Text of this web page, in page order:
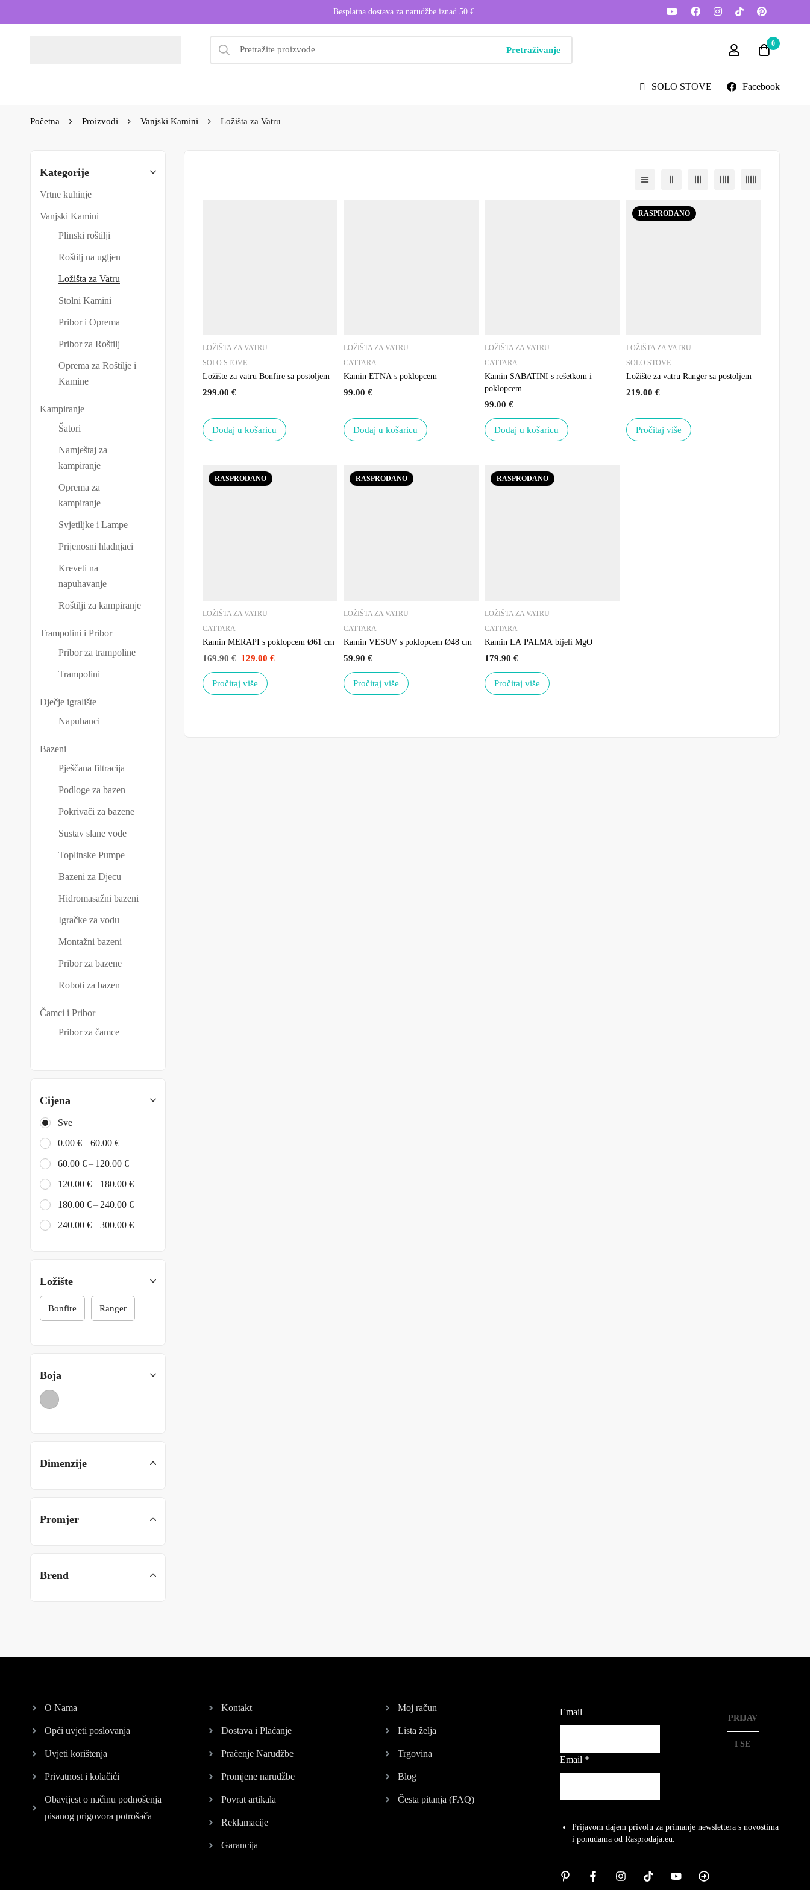
Besplatna dostava za narudžbe iznad 50 €.
Pretraživanje
0
SOLO STOVE Facebook
Početna Proizvodi Vanjski Kamini Ložišta za Vatru
Kategorije
Vrtne kuhinje
Vanjski Kamini
Plinski roštilji
Roštilj na ugljen
Ložišta za Vatru
Stolni Kamini
Pribor i Oprema
Pribor za Roštilj
Oprema za Roštilje i
Kamine
Kampiranje
Šatori
Namještaj za
kampiranje
Oprema za
kampiranje
Svjetiljke i Lampe
Prijenosni hladnjaci
Kreveti na
napuhavanje
Roštilji za kampiranje
Trampolini i Pribor
Pribor za trampoline
Trampolini
Dječje igralište
Napuhanci
Bazeni
Pješčana filtracija
Podloge za bazen
Pokrivači za bazene
Sustav slane vode
Toplinske Pumpe
Bazeni za Djecu
Hidromasažni bazeni
Igračke za vodu
Montažni bazeni
Pribor za bazene
Roboti za bazen
Čamci i Pribor
Pribor za čamce
Cijena
Sve
0.00 €–60.00 €
60.00 €– 120.00 €
120.00 €– 180.00 €
180.00 €– 240.00 €
240.00 €–300.00 €
Ložište
Bonfire Ranger
Boja
Dimenzije
Promjer
Brend
LOŽIŠTA ZA VATRU
SOLO STOVE
Ložište za vatru Bonfire sa postoljem
299.00 €
Dodaj u košaricu
LOŽIŠTA ZA VATRU
CATTARA
Kamin ETNA s poklopcem
99.00€
Dodaj u košaricu
LOŽIŠTA ZA VATRU
CATTARA
Kamin SABATINI s rešetkom i
poklopcem
99.00€
Dodaj u košaricu
RASPRODANO
LOŽIŠTA ZA VATRU
SOLO STOVE
Ložište za vatru Ranger sa postoljem
219.00 €
Pročitaj više
RASPRODANO
LOŽIŠTA ZA VATRU
CATTARA
Kamin MERAPI s poklopcem Ø61 cm
169.90€ 129.00 €
Pročitaj više
RASPRODANO
LOŽIŠTA ZA VATRU
CATTARA
Kamin VESUV s poklopcem Ø48 cm
59.90€
Pročitaj više
RASPRODANO
LOŽIŠTA ZA VATRU
CATTARA
Kamin LA PALMA bijeli MgO
179.90€
Pročitaj više
O Nama
Opći uvjeti poslovanja
Uvjeti korištenja
Privatnost i kolačići
Obavijest o načinu podnošenja
pisanog prigovora potrošača
Kontakt
Dostava i Plaćanje
Pračenje Narudžbe
Promjene narudžbe
Povrat artikala
Reklamacije
Garancija
Moj račun
Lista želja
Trgovina
Blog
Česta pitanja (FAQ)
Email
Email *
PRIJAV
I SE
Prijavom dajem privolu za primanje newslettera s novostima
i ponudama od Rasprodaja.eu.